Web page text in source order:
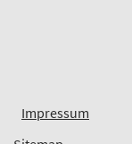
Impressum